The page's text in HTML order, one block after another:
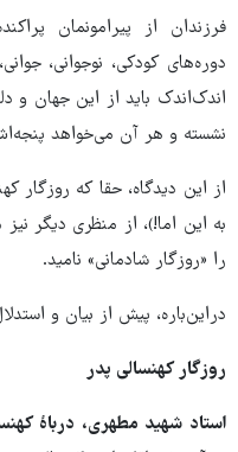
فرزندان از پیرامونمان
دوره‌های کودکی، نوجوانی،
اندک‌اندک باید از این جهان و
نشسته و هر آن می‌خواهد
از این دیدگاه، حقا که روزگار
به این اما!)، از منظری دیگر
را «روزگار شادمانی» نامید.
دراین‌باره، پیش از بیان و
روزگار کهنسالی پدر
استاد شهید مطهری، درباهٔ